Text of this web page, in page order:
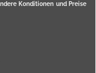
Konditionen und Preise